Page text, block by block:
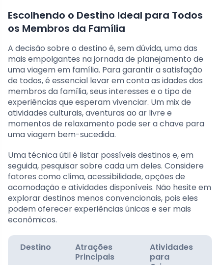
Escolhendo o Destino Ideal para Todos
os Membros da Família
A decisão sobre o destino é, sem dúvida, uma das
mais empolgantes na jornada de planejamento de
uma viagem em família. Para garantir a satisfação
de todos, é essencial levar em conta as idades dos
membros da família, seus interesses e o tipo de
experiências que esperam vivenciar. Um mix de
atividades culturais, aventuras ao ar livre e
momentos de relaxamento pode ser a chave para
uma viagem bem-sucedida.
Uma técnica útil é listar possíveis destinos e, em
seguida, pesquisar sobre cada um deles. Considere
fatores como clima, acessibilidade, opções de
acomodação e atividades disponíveis. Não hesite em
explorar destinos menos convencionais, pois eles
podem oferecer experiências únicas e ser mais
econômicos.
Destino
Atrações
Principais
Atividades
para